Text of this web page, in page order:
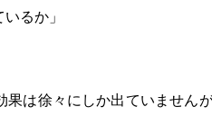
るか」
果は徐々にしか出ていません